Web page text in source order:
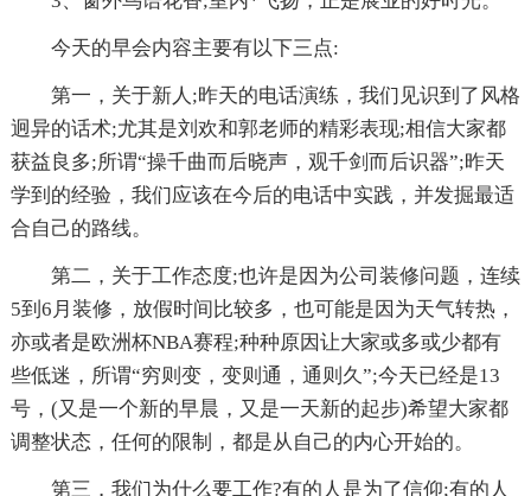
今天的早会内容主要有以下三点:
第一，关于新人;昨天的电话演练，我们见识到了风格
迥异的话术;尤其是刘欢和郭老师的精彩表现;相信大家都
获益良多;所谓“操千曲而后晓声，观千剑而后识器”;昨天
学到的经验，我们应该在今后的电话中实践，并发掘最适
合自己的路线。
第二，关于工作态度;也许是因为公司装修问题，连续
5到6月装修，放假时间比较多，也可能是因为天气转热，
亦或者是欧洲杯NBA赛程;种种原因让大家或多或少都有
些低迷，所谓“穷则变，变则通，通则久”;今天已经是13
号，(又是一个新的早晨，又是一天新的起步)希望大家都
调整状态，任何的限制，都是从自己的内心开始的。
第三，我们为什么要工作?有的人是为了信仰;有的人